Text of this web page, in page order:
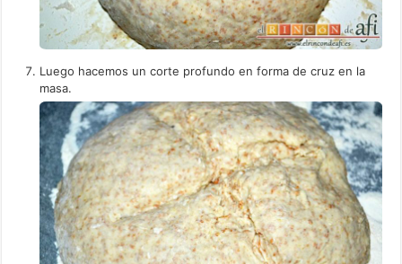
Luego hacemos un corte profundo en forma de cruz en la
masa.